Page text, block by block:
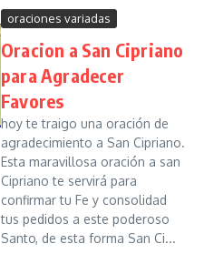
oraciones variadas
Oracion a San Cipriano
para Agradecer
Favores
hoy te traigo una oración de
agradecimiento a San Cipriano.
Esta maravillosa oración a san
Cipriano te servirá para
confirmar tu Fe y consolidad
tus pedidos a este poderoso
Santo, de esta forma San Ci...